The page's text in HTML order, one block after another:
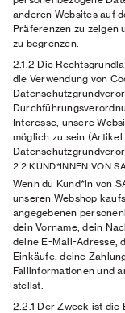
anderen Websites auf
Präferenzen zu zeigen
zu begrenzen.
2.1.2 Die
die Verwendung von
Interesse, unsere
möglich zu sein
2.2 KUND*INNEN VON
Wenn du Kund*in von
unseren Webshop
angegebenen
dein Vorname, dein
deine E-Mail-Adresse,
Einkäufe, deine
Fallinformationen und
stellst.
2.2.1 Der Zweck ist die